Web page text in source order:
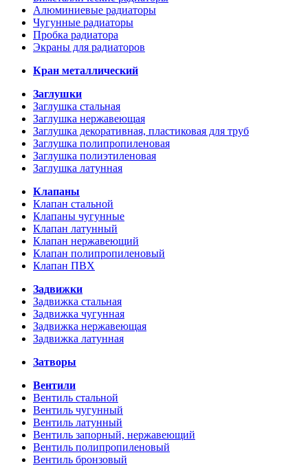
Алюминиевые радиаторы
Чугунные радиаторы
Пробка радиатора
Экраны для радиаторов
Кран металлический
Заглушки
Заглушка стальная
Заглушка нержавеющая
Заглушка декоративная, пластиковая для труб
Заглушка полипропиленовая
Заглушка полиэтиленовая
Заглушка латунная
Клапаны
Клапан стальной
Клапаны чугунные
Клапан латунный
Клапан нержавеющий
Клапан полипропиленовый
Клапан ПВХ
Задвижки
Задвижка стальная
Задвижка чугунная
Задвижка нержавеющая
Задвижка латунная
Затворы
Вентили
Вентиль стальной
Вентиль чугунный
Вентиль латунный
Вентиль запорный, нержавеющий
Вентиль полипропиленовый
Вентиль бронзовый